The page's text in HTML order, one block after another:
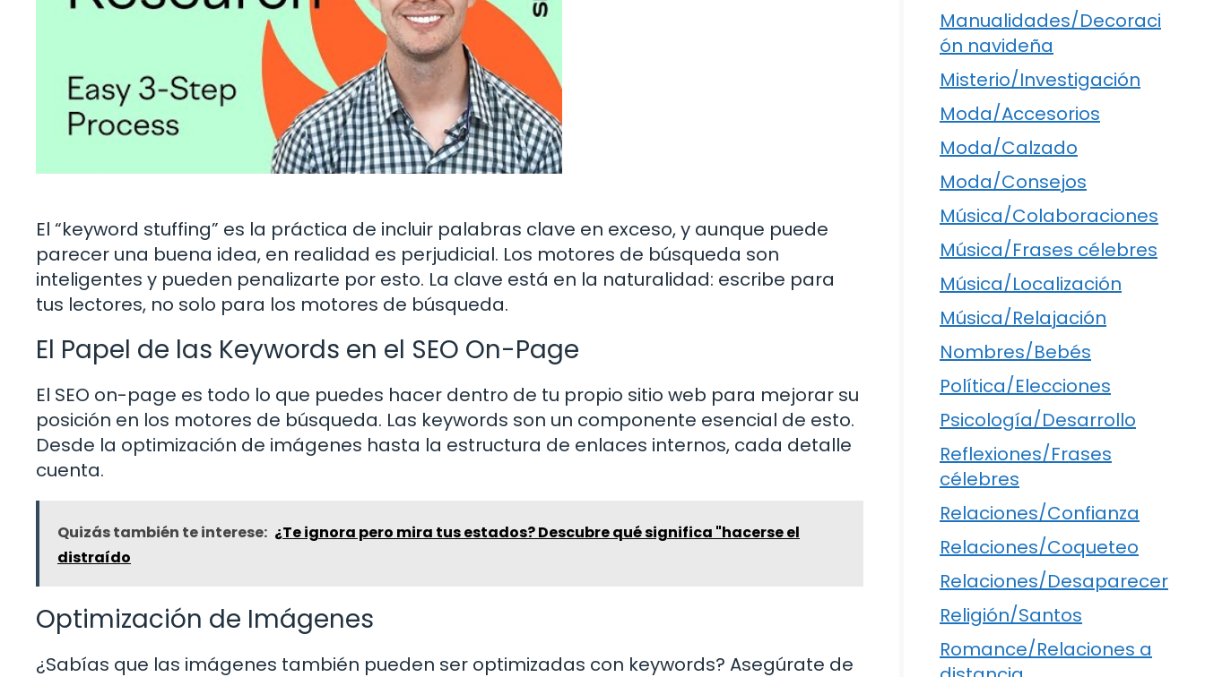
El “keyword stuffing” es la práctica de incluir palabras clave en exceso, y aunque puede
parecer una buena idea, en realidad es perjudicial. Los motores de búsqueda son
inteligentes y pueden penalizarte por esto. La clave está en la naturalidad: escribe para
tus lectores, no solo para los motores de búsqueda.
El Papel de las Keywords en el SEO On-Page
El SEO on-page es todo lo que puedes hacer dentro de tu propio sitio web para mejorar su
posición en los motores de búsqueda. Las keywords son un componente esencial de esto.
Desde la optimización de imágenes hasta la estructura de enlaces internos, cada detalle
cuenta.
Quizás también te interese: ¿Te ignora pero mira tus estados? Descubre qué significa "hacerse el
distraído
Optimización de Imágenes
¿Sabías que las imágenes también pueden ser optimizadas con keywords? Asegúrate de
Manualidades/Decoraci
ón navideña
Misterio/Investigación
Moda/Accesorios
Moda/Calzado
Moda/Consejos
Música/Colaboraciones
Música/Frases célebres
Música/Localización
Música/Relajación
Nombres/Bebés
Política/Elecciones
Psicología/Desarrollo
Reflexiones/Frases
célebres
Relaciones/Confianza
Relaciones/Coqueteo
Relaciones/Desaparecer
Religión/Santos
Romance/Relaciones a